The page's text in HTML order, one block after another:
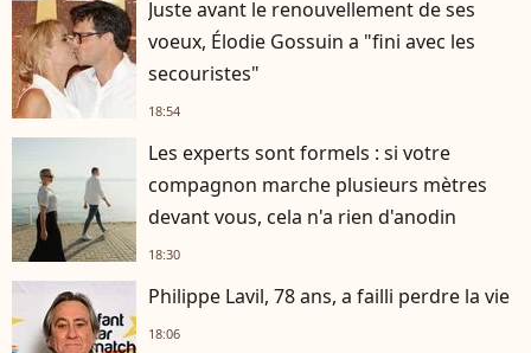
Juste avant le renouvellement de ses
voeux, Élodie Gossuin a "fini avec les
secouristes"
18:54
Les experts sont formels : si votre
compagnon marche plusieurs mètres
devant vous, cela n'a rien d'anodin
18:30
Philippe Lavil, 78 ans, a failli perdre la vie
18:06